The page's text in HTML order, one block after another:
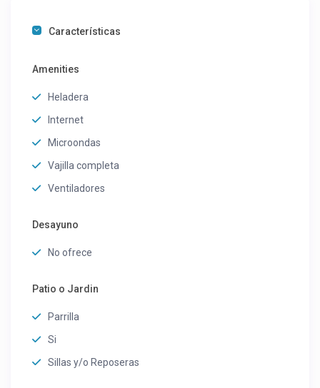
Características
Amenities
Heladera
Internet
Microondas
Vajilla completa
Ventiladores
Desayuno
No ofrece
Patio o Jardin
Parrilla
Si
Sillas y/o Reposeras